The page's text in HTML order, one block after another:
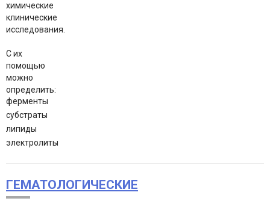
химические
клинические
исследования.
С их
помощью
можно
определить:
ферменты
субстраты
липиды
электролиты
ГЕМАТОЛОГИЧЕСКИЕ